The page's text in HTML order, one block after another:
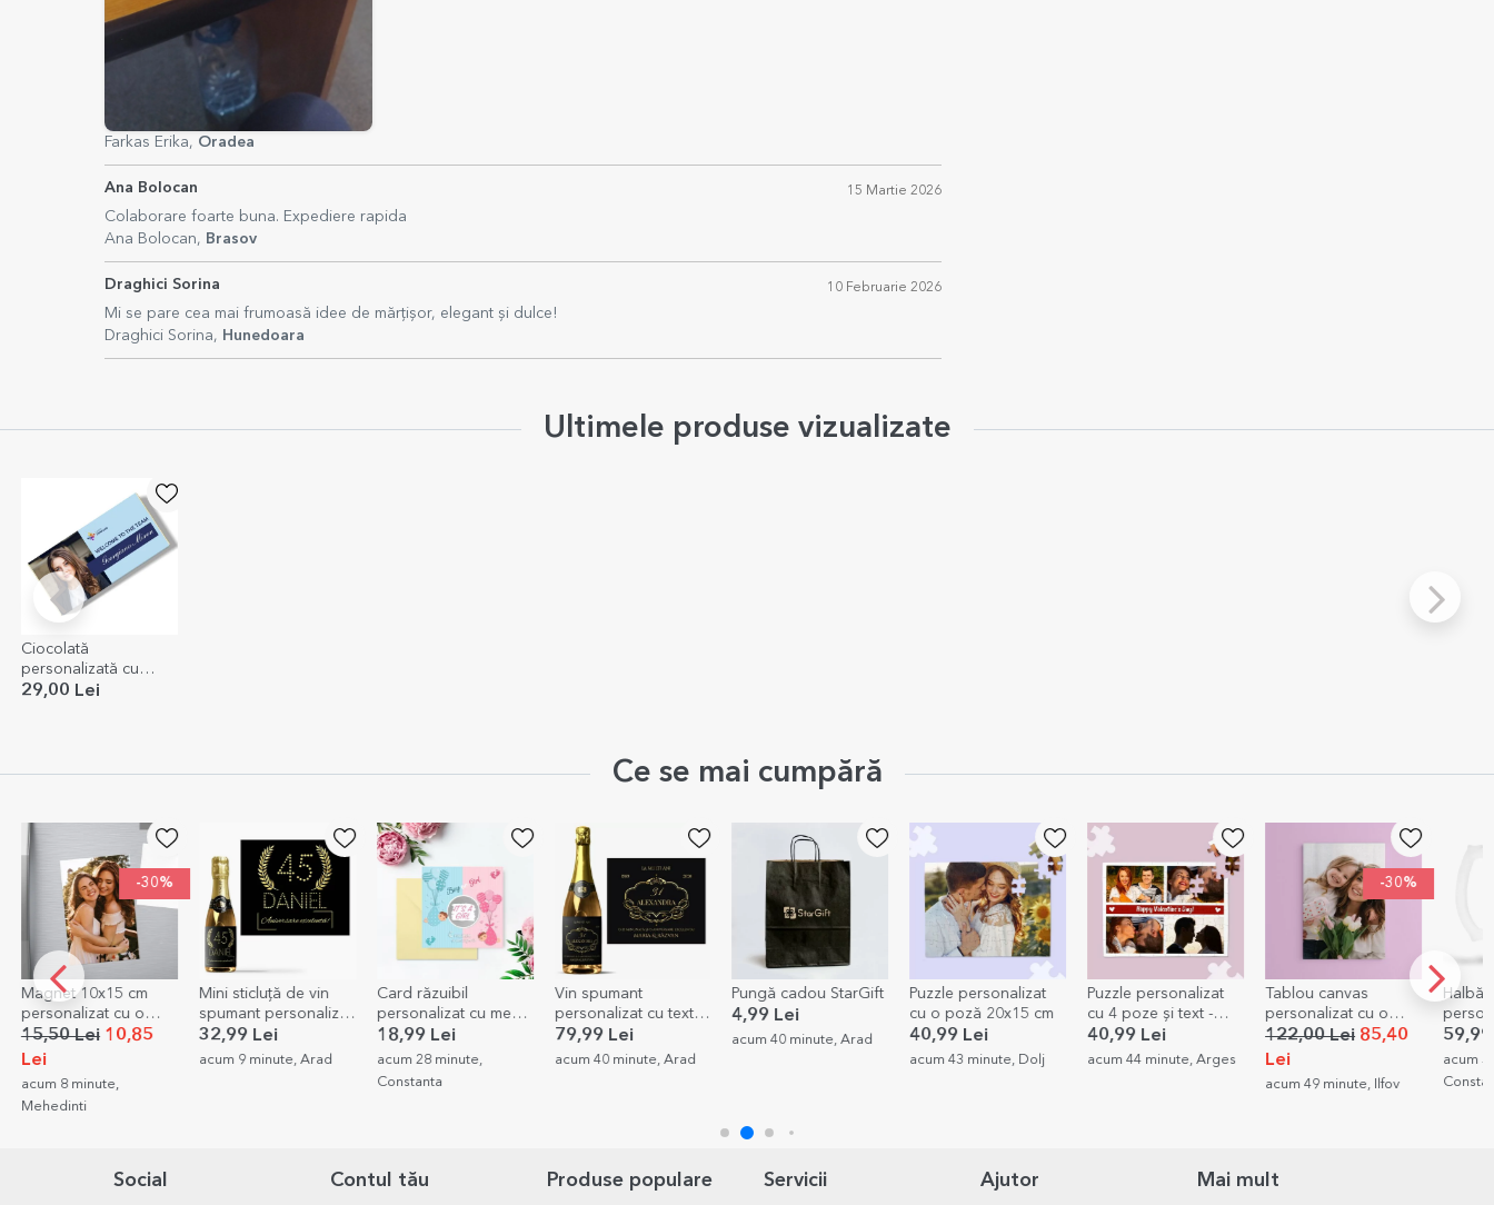
Farkas Erika, Oradea
Ana Bolocan 15 Martie 2026
Colaborare foarte buna. Expediere rapida
Ana Bolocan, Brasov
Draghici Sorina 10 Februarie 2026
Mi se pare cea mai frumoasă idee de mărțișor, elegant și dulce!
Draghici Sorina, Hunedoara
Ultimele produse vizualizate
Ciocolată
personalizată cu
logo, poză și mesaj
29,00 Lei
Ce se mai cumpără
Mini sticluță de vin
spumant personalizat
cu text pentru zi de
naștere - Gold
32,99 Lei
acum 9 minute, Arad
Card răzuibil
personalizat cu mesaj
- Gender reveal
18,99 Lei
acum 28 minute,
Vin spumant
personalizat cu text -
Elegant
79,99 Lei
acum 40 minute, Arad
Pungă cadou StarGift
4,99 Lei
acum 40 minute, Arad
Puzzle personalizat
cu o poză 20x15 cm
40,99 Lei
Puzzle personalizat
cu 4 poze și text -
Moments
40,99 Lei
acum 44 minute, Arges
-30%
Tablou canvas
personalizat cu o
poză
122,00 Lei
Lei
Halbă de bere
personalizată cu
mesaj - Berea
Contează!
59,99 Lei
acum 56 minute,
Constanta
acum 1
Social Contul tău Produse populare Servicii Ajutor Mai mult